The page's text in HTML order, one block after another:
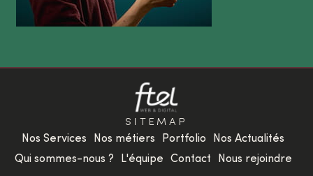
SITEMAP
Nos Services Nos métiers Portfolio
Nos Actualités
Qui sommes-nous ?
L'équipe Contact Nous rejoindre